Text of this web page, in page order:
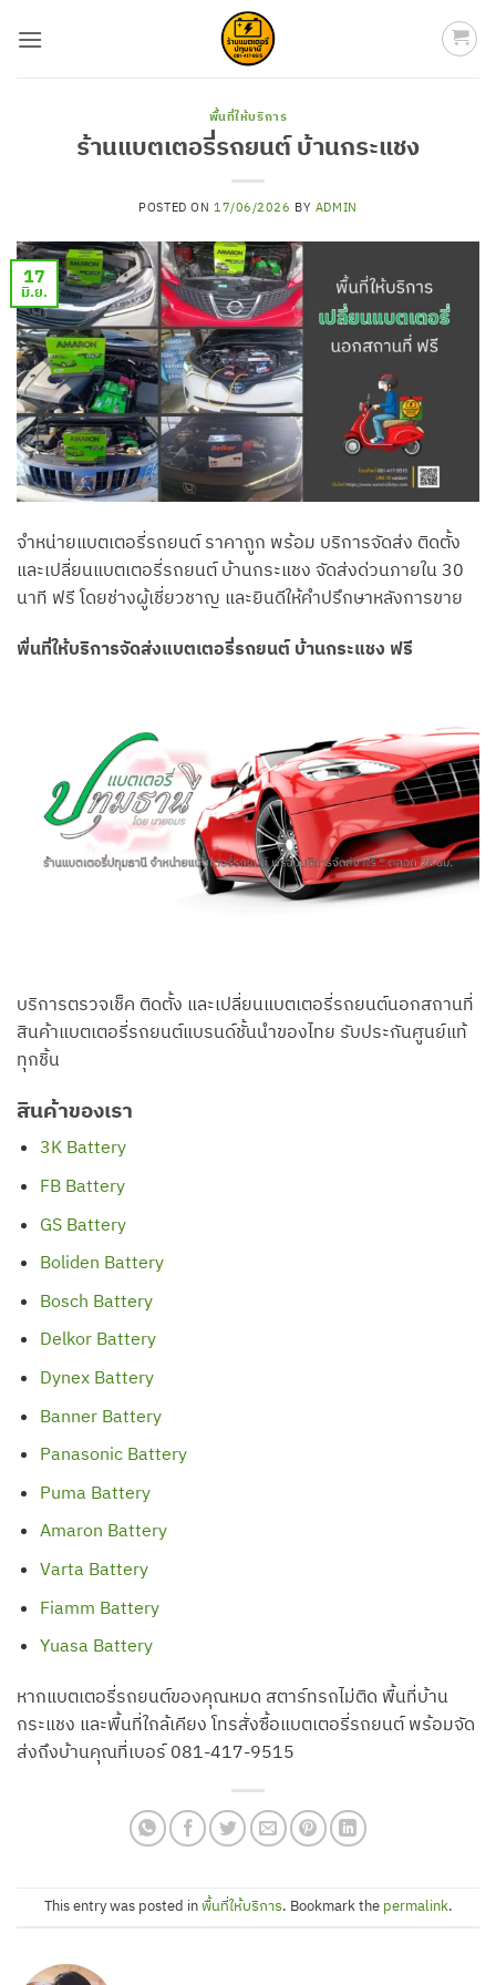
พื้นที่ให้บริการ
ร้านแบตเตอรี่รถยนต์ บ้านกระแชง
POSTED ON 17/06/2026 BY ADMIN
17
มิ.ย.
จำหน่ายแบตเตอรี่รถยนต์ ราคาถูก พร้อม บริการจัดส่ง ติดตั้ง
และเปลี่ยนแบตเตอรี่รถยนต์ บ้านกระแชง จัดส่งด่วนภายใน 30
นาที ฟรี โดยช่างผู้เชี่ยวชาญ และยินดีให้คำปรึกษาหลังการขาย
พื่นที่ให้บริการจัดส่งแบตเตอรี่รถยนต์ บ้านกระแชง ฟรี
บริการตรวจเช็ค ติดตั้ง และเปลี่ยนแบตเตอรี่รถยนต์นอกสถานที่
สินค้าแบตเตอรี่รถยนต์แบรนด์ชั้นนำของไทย รับประกันศูนย์แท้
ทุกชิ้น
สินค้าของเรา
3K Battery
FB Battery
GS Battery
Boliden Battery
Bosch Battery
Delkor Battery
Dynex Battery
Banner Battery
Panasonic Battery
Puma Battery
Amaron Battery
Varta Battery
Fiamm Battery
Yuasa Battery
หากแบตเตอรี่รถยนต์ของคุณหมด สตาร์ทรถไม่ติด พื้นที่บ้าน
กระแชง และพื้นที่ใกล้เคียง โทรสั่งซื้อแบตเตอรี่รถยนต์ พร้อมจัด
ส่งถึงบ้านคุณที่เบอร์ 081-417-9515
This entry was posted inพื้นที่ให้บริการ. Bookmark the permalink.